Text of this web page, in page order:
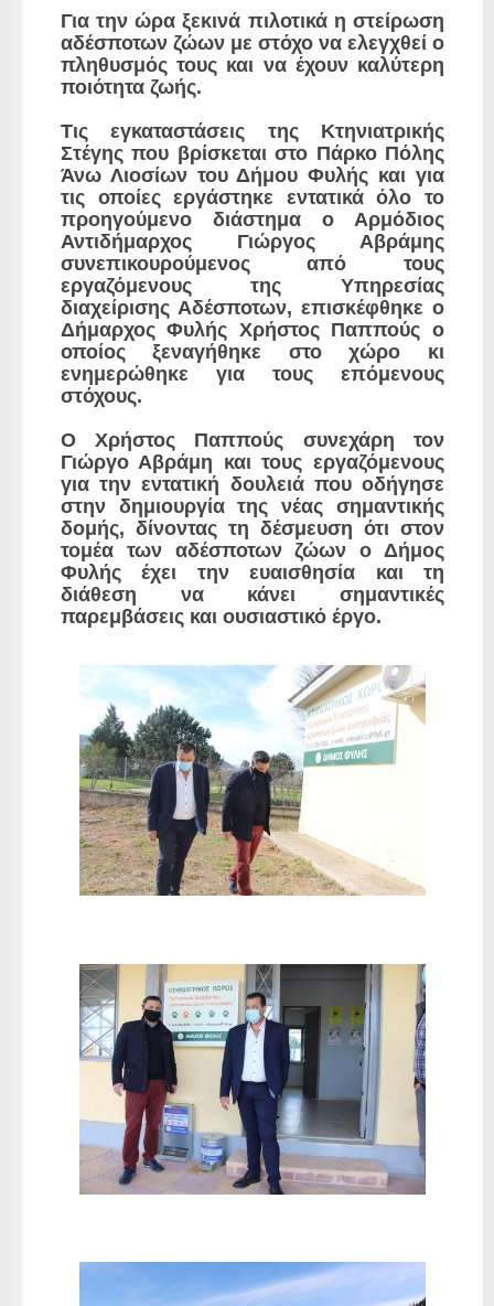
Για την ώρα ξεκινά πιλοτικά η στείρωση
αδέσποτων ζώων με στόχο να ελεγχθεί ο
πληθυσμός τους και να έχουν καλύτερη
ποιότητα ζωής.
Τις εγκαταστάσεις της Κτηνιατρικής
Στέγης που βρίσκεται στο Πάρκο Πόλης
Άνω Λιοσίων του Δήμου Φυλής και για
τις οποίες εργάστηκε εντατικά όλο το
προηγούμενο διάστημα ο Αρμόδιος
Αντιδήμαρχος Γιώργος Αβράμης
συνεπικουρούμενος από τους
εργαζόμενους της Υπηρεσίας
διαχείρισης Αδέσποτων, επισκέφθηκε ο
Δήμαρχος Φυλής Χρήστος Παππούς ο
οποίος ξεναγήθηκε στο χώρο κι
ενημερώθηκε για τους επόμενους
στόχους.
Ο Χρήστος Παππούς συνεχάρη τον
Γιώργο Αβράμη και τους εργαζόμενους
για την εντατική δουλειά που οδήγησε
στην δημιουργία της νέας σημαντικής
δομής, δίνοντας τη δέσμευση ότι στον
τομέα των αδέσποτων ζώων ο Δήμος
Φυλής έχει την ευαισθησία και τη
διάθεση να κάνει σημαντικές
παρεμβάσεις και ουσιαστικό έργο.